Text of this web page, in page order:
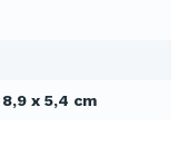
8,9 x 5,4 cm